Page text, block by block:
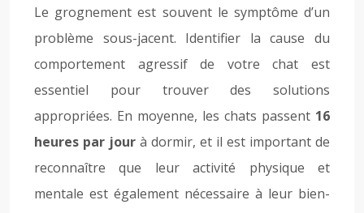
Le grognement est souvent le symptôme d’un
problème sous-jacent. Identifier la cause du
comportement agressif de votre chat est
essentiel pour trouver des solutions
appropriées. En moyenne, les chats passent 16
heures par jour à dormir, et il est important de
reconnaître que leur activité physique et
mentale est également nécessaire à leur bien-